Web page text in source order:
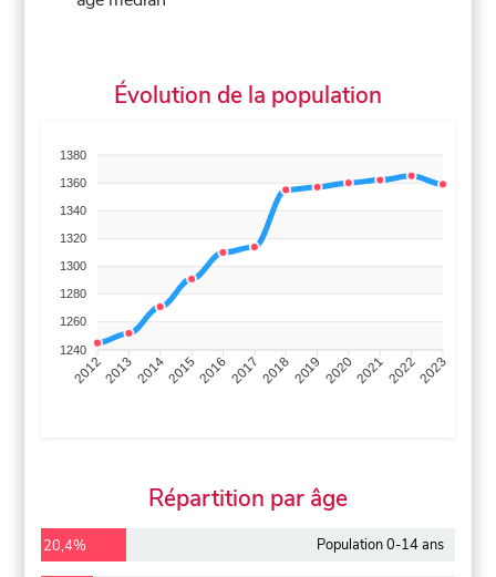
Évolution de la population
1380
1360
1340
1320
1300
1280
1260
1240
201220132014201520162017 20182019 2020202120222023
Répartition par âge
20,4% Population 0-14 ans